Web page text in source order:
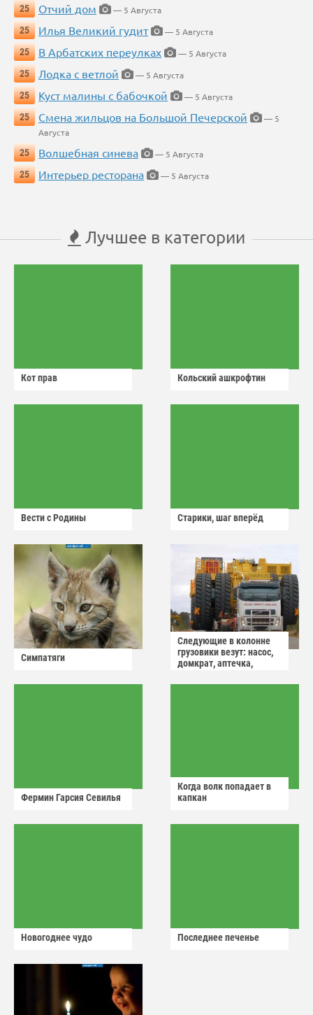
25
Отчий дом
— 5 Августа
25
Илья Великий гудит
— 5 Августа
25
В Арбатских переулках
— 5 Августа
25
Лодка с ветлой
— 5 Августа
25
Куст малины с бабочкой
— 5 Августа
25
Смена жильцов на Большой Печерской
— 5
Августа
25
Волшебная синева
— 5 Августа
25
Интерьер ресторана — 5 Августа
Лучшее в категории
Кот прав Кольский ашкрофтин
Вести с Родины Старики, шаг вперёд
Симпатяги
Следующие в колонне
грузовики везут: насос,
домкрат, аптечка,
Фермин Гарсия Севилья
Когда волк попадает в
капкан
Новогоднее чудо Последнее печенье